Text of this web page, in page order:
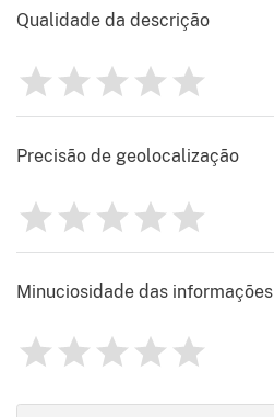
Qualidade da descrição
Avaliação
0
1 2 3 4 5
Precisão de geolocalização
Avaliação
0
1 2 3 4 5
Minuciosidade das informações
Avaliação
0
1 2 3 4 5